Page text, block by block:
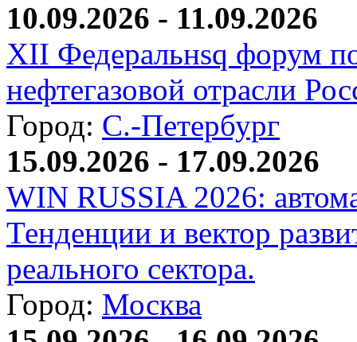
10.09.2026 - 11.09.2026
XII Федеральнsq форум
нефтегазовой отрасли
Город: С.-Петербург
15.09.2026 - 17.09.2026
WIN RUSSIA 2026:
Тенденции и вектор
реального сектора.
Город: Москва